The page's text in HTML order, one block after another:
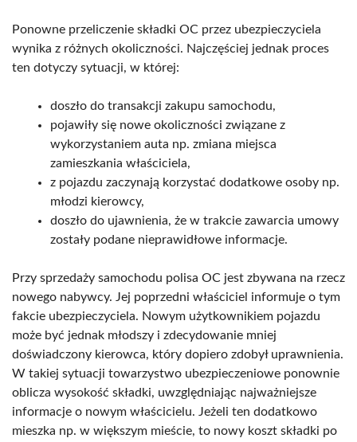
Ponowne przeliczenie składki OC przez ubezpieczyciela
wynika z różnych okoliczności. Najczęściej jednak proces
ten dotyczy sytuacji, w której:
doszło do transakcji zakupu samochodu,
pojawiły się nowe okoliczności związane z
wykorzystaniem auta np. zmiana miejsca
zamieszkania właściciela,
z pojazdu zaczynają korzystać dodatkowe osoby np.
młodzi kierowcy,
doszło do ujawnienia, że w trakcie zawarcia umowy
zostały podane nieprawidłowe informacje.
Przy sprzedaży samochodu polisa OC jest zbywana na rzecz
nowego nabywcy. Jej poprzedni właściciel informuje o tym
fakcie ubezpieczyciela. Nowym użytkownikiem pojazdu
może być jednak młodszy i zdecydowanie mniej
doświadczony kierowca, który dopiero zdobył uprawnienia.
W takiej sytuacji towarzystwo ubezpieczeniowe ponownie
oblicza wysokość składki, uwzględniając najważniejsze
informacje o nowym właścicielu. Jeżeli ten dodatkowo
mieszka np. w większym mieście, to nowy koszt składki po